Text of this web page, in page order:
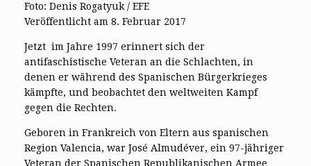
Foto: Denis Rogatyuk / EFE
Veröffentlicht am 8. Februar 2017
Jetzt im Jahre 1997 erinnert sich der
antifaschistische Veteran an die Schlachten, in
denen er während des Spanischen Bürgerkrieges
kämpfte, und beobachtet den weltweiten Kampf
gegen die Rechten.
Geboren in Frankreich von Eltern aus spanischen
Region Valencia, war José Almudéver, ein 97-jähriger
Veteran der Spanischen Republikanischen Armee